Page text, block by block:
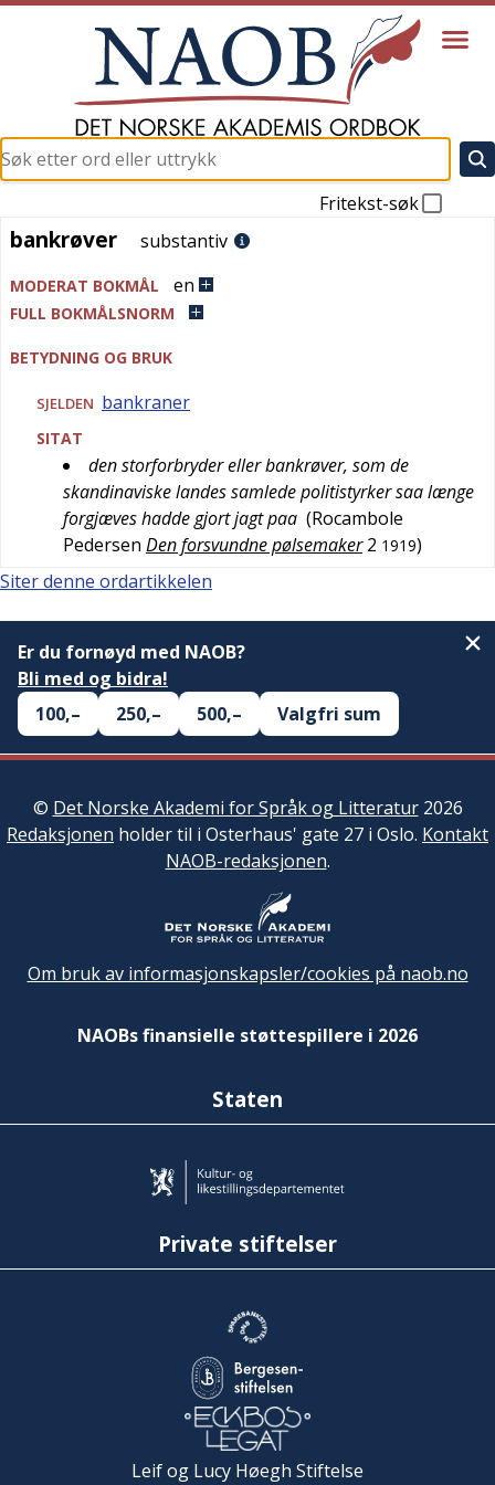
Fritekst-søk
bankrøver
bankrøver substantiv
MODERAT BOKMÅL en
FULL BOKMÅLSNORM
BETYDNING OG BRUK
SJELDEN bankraner
SITAT
den storforbryder eller bankrøver, som de
skandinaviske landes samlede politistyrker saa længe
forgjæves hadde gjort jagt paa (Rocambole
Pedersen Den forsvundne pølsemaker 2 1919)
Siter denne ordartikkelen
Er du fornøyd med NAOB?
Bli med og bidra!
100,–
250,– 500,– Valgfri sum
© Det Norske Akademi for Språk og Litteratur2026
Redaksjonen holder til i Osterhaus' gate 27 i Oslo. Kontakt
NAOB-redaksjonen.
Om bruk av informasjonskapsler/cookies på naob.no
NAOBs finansielle støttespillere i 2026
Staten
Private stiftelser
Leif og Lucy Høegh Stiftelse